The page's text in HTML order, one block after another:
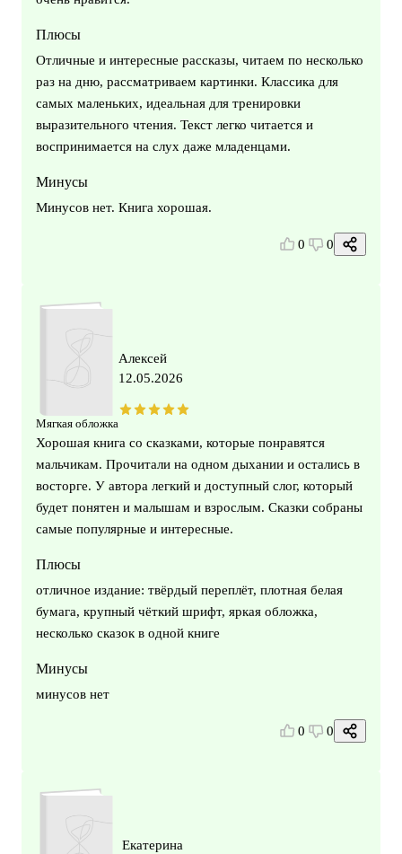
Плюсы
Отличные и интересные рассказы, читаем по несколько
раз на дню, рассматриваем картинки. Классика для
самых маленьких, идеальная для тренировки
выразительного чтения. Текст легко читается и
воспринимается на слух даже младенцами.
Минусы
Минусов нет. Книга хорошая.
0 0
Мягкая обложка
Алексей
12.05.2026
Хорошая книга со сказками, которые понравятся
мальчикам. Прочитали на одном дыхании и остались в
восторге. У автора легкий и доступный слог, который
будет понятен и малышам и взрослым. Сказки собраны
самые популярные и интересные.
Плюсы
отличное издание: твёрдый переплёт, плотная белая
бумага, крупный чёткий шрифт, яркая обложка,
несколько сказок в одной книге
Минусы
минусов нет
0 0
Екатерина